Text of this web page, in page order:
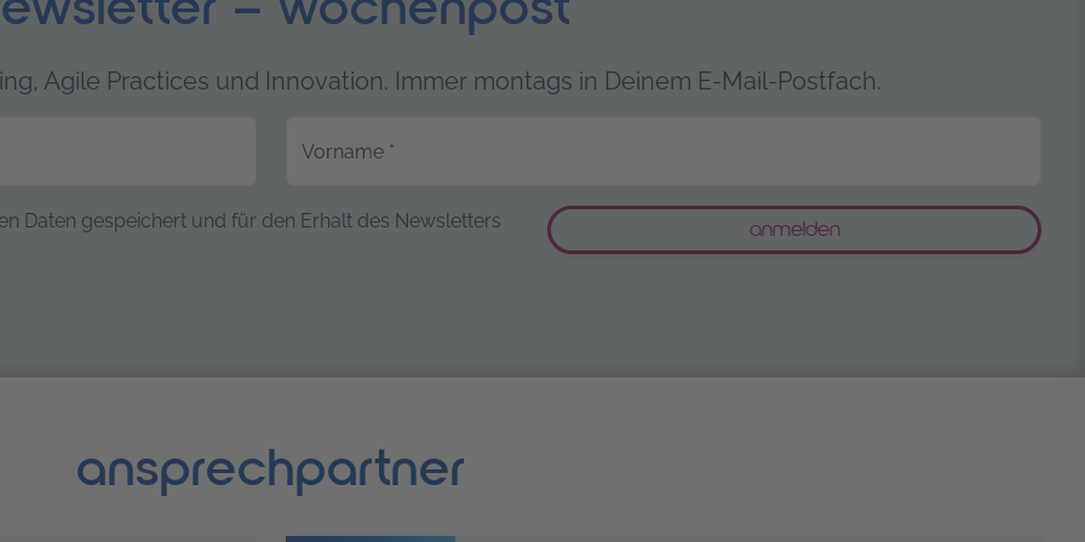
Agile Practices und Innovation. Immer montags in Deinem E-Mail-Postfach.
Vorname *
Daten gespeichert und für den Erhalt des Newsletters
ansprechpartner